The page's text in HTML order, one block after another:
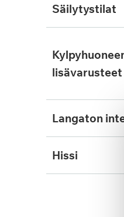
säilytystilat
kylpyhuoneen
lisävarusteet
langaton
hissi